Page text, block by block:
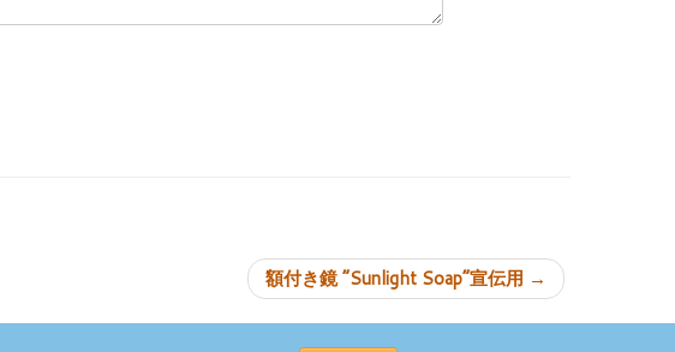
額付き鏡 “Sunlight Soap”宣伝用 →